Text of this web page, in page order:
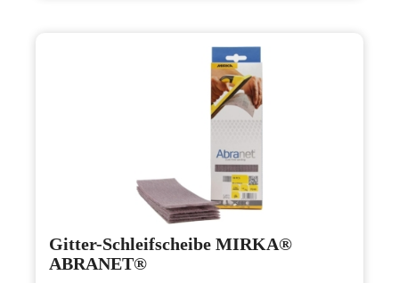
Gitter-Schleifscheibe MIRKA®
ABRANET®